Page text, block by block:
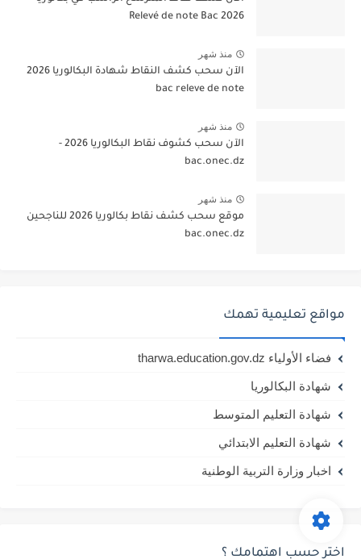
2026 Relevé de note Bac
منذ شهر
الآن سحب كشف النقاط شهادة البكالوريا 2026
bac releve de note
منذ شهر
الآن سحب كشوف نقاط البكالوريا 2026 -
bac.onec.dz
منذ شهر
موقع سحب كشف نقاط بكالوريا 2026 للناجحين
bac.onec.dz
مواقع تعليمية تهمك
فضاء الأولياء tharwa.education.gov.dz
شهادة البكالوريا
شهادة التعليم المتوسط
شهادة التعليم الابتدائي
اخبار وزارة التربية الوطنية
اختر حسب اهتمامك ؟